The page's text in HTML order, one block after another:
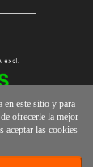
en este sitio y para
ofrecerle la mejor
aceptar las cookies